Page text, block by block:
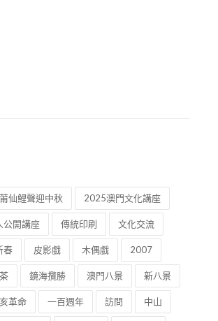
莆仙鯉聲迎中秋 2025澳門文化講座
公開講座 傳統印刷 文化交流
春 皮影戲 木偶戲 2007
鏡海攬勝 澳門八景 新八景
革命 一百週年 訪問 中山